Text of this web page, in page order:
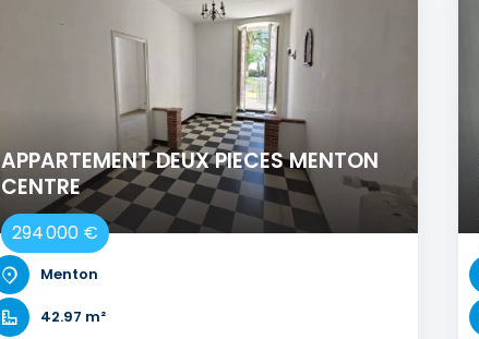
APPARTEMENT DEUX PIECES MENTON
CENTRE
294 000 €
Menton
42.97 m²